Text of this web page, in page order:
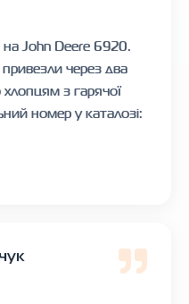
John Deere 6920.
через два
з гарячої
номер у каталозі: